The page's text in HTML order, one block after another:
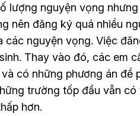
lượng nguyện vọng
nên đăng ký quá nhiều
các nguyện vọng. Việc
Thay vào đó, các em
có những phương án đề
trường tốp đầu vẫn
hơn.